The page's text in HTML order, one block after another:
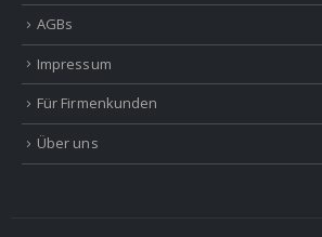
AGBs
Impressum
Für Firmenkunden
Über uns